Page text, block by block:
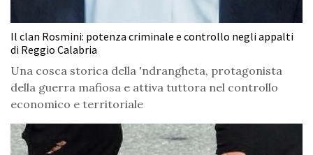
Il clan Rosmini: potenza criminale e controllo negli appalti
di Reggio Calabria
Una cosca storica della 'ndrangheta, protagonista
della guerra mafiosa e attiva tuttora nel controllo
economico e territoriale